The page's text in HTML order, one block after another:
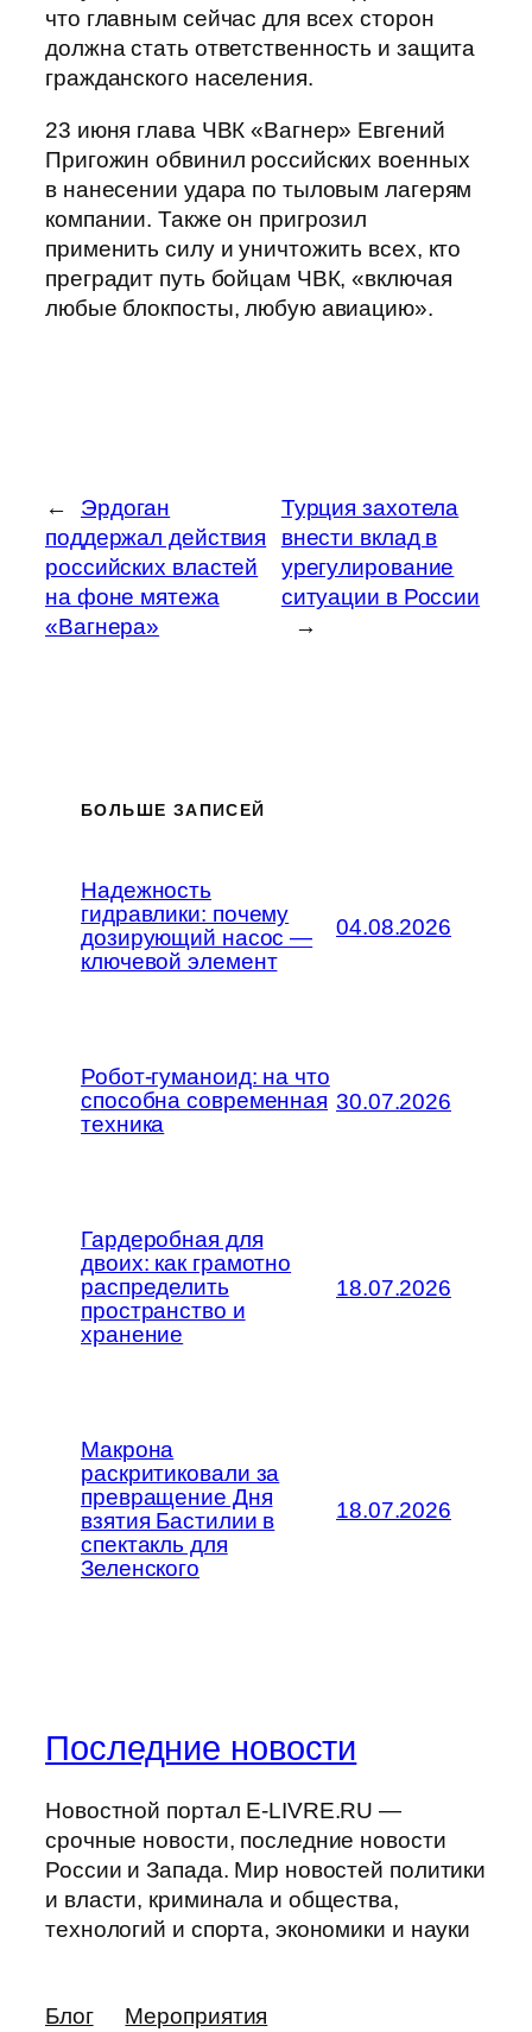
что главным сейчас для всех сторон
должна стать ответственность и защита
гражданского населения.
23 июня глава ЧВК «Вагнер» Евгений
Пригожин обвинил российских военных
в нанесении удара по тыловым лагерям
компании. Также он пригрозил
применить силу и уничтожить всех, кто
преградит путь бойцам ЧВК, «включая
любые блокпосты, любую авиацию».
←
Эрдоган
поддержал действия
российских властей
на фоне мятежа
«Вагнера»
Турция захотела
внести вклад в
урегулирование
ситуации в России
→
БОЛЬШЕ ЗАПИСЕЙ
Надежность
гидравлики: почему
дозирующий насос —
ключевой элемент
04.08.2026
Робот-гуманоид: на что
способна современная
техника
30.07.2026
Гардеробная для
двоих: как грамотно
распределить
пространство и
хранение
18.07.2026
Макрона
раскритиковали за
превращение Дня
взятия Бастилии в
спектакль для
Зеленского
18.07.2026
Последние новости
Новостной портал E-LIVRE.RU —
срочные новости, последние новости
России и Запада. Мир новостей политики
и власти, криминала и общества,
технологий и спорта, экономики и науки
Блог Мероприятия